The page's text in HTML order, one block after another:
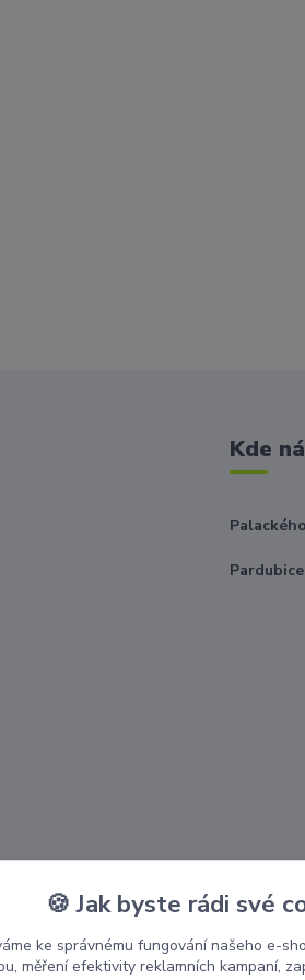
Kde
🍪 Jak byste rádi své
ke správnému fungování našeho e-
měření efektivity reklamních kampaní,